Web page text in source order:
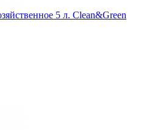
5 л. Clean&Green